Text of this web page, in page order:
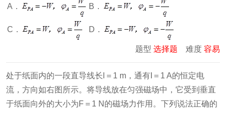
A． B．
C． D．
题型 选择题 难度 容易
处于纸面内的一段直导线长l＝1 m，通有I＝1 A的恒定电
流，方向如右图所示。将导线放在匀强磁场中，它受到垂直
于纸面向外的大小为F＝1 N的磁场力作用。下列说法正确的